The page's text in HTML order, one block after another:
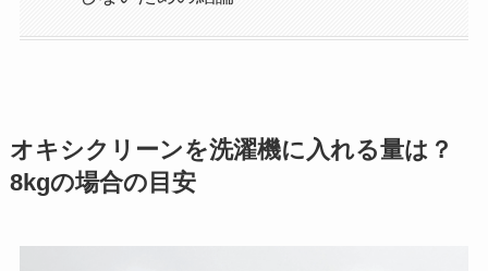
オキシクリーンを洗濯機に入れる量は？
8kgの場合の目安